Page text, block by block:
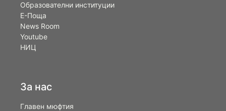
Образователни институции
Е-Поща
News Room
Youtube
НИЦ
За нас
Главен мюфтия